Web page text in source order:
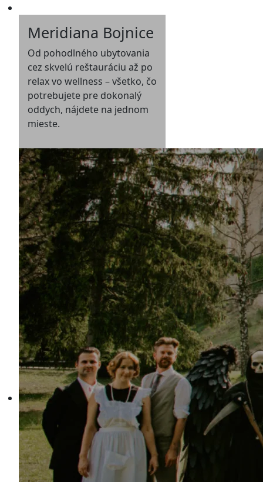
Meridiana Bojnice
Od pohodlného ubytovania
cez skvelú reštauráciu až po
relax vo wellness – všetko, čo
potrebujete pre dokonalý
oddych, nájdete na jednom
mieste.